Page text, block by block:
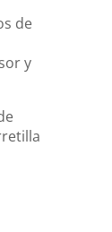
de
y